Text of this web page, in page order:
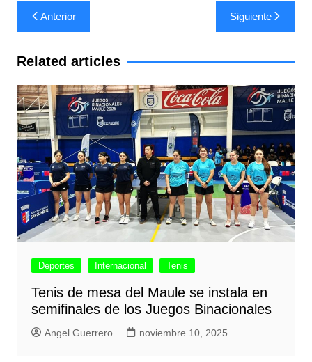
Navegación
de
entradas
Anterior Siguiente
Related articles
Deportes Internacional Tenis
Tenis de mesa del Maule se instala en
semifinales de los Juegos Binacionales
Angel Guerrero noviembre 10, 2025